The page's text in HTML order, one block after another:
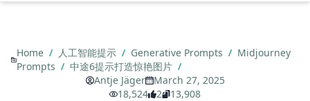
Home / 人工智能提示 / Generative Prompts / Midjourney
Prompts / 中途6提示打造惊艳图片 /
Antje Jäger
March 27, 2025
18,524
2 13,908